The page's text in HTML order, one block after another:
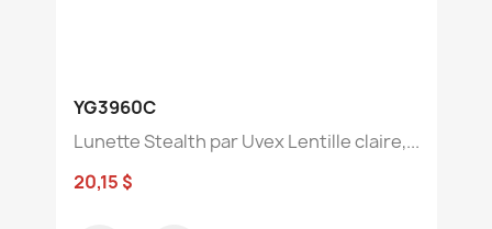
YG3960C
Lunette Stealth par Uvex Lentille claire,...
20,15 $